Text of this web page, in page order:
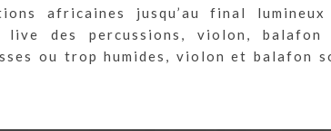
africaines jusqu’au final
live des percussions, violon,
ou trop humides, violon et balafon